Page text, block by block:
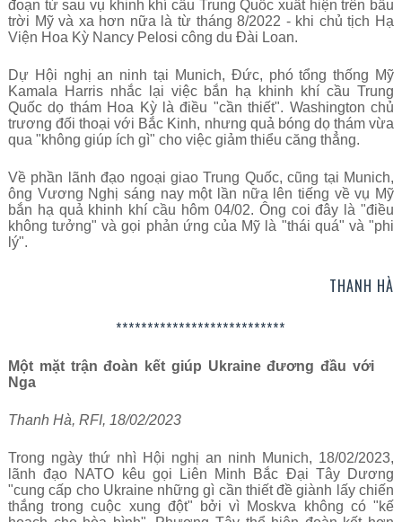
đoạn từ sau vụ khinh khí cầu Trung Quốc xuất hiện trên bầu
trời Mỹ và xa hơn nữa là từ tháng 8/2022 - khi chủ tịch Hạ
Viện Hoa Kỳ Nancy Pelosi công du Đài Loan.
Dự Hội nghị an ninh tại Munich, Đức, phó tổng thống Mỹ
Kamala Harris nhắc lại việc bắn hạ khinh khí cầu Trung
Quốc dọ thám Hoa Kỳ là điều "cần thiết". Washington chủ
trương đối thoại với Bắc Kinh, nhưng quả bóng dọ thám vừa
qua "không giúp ích gì" cho việc giảm thiểu căng thẳng.
Về phần lãnh đạo ngoại giao Trung Quốc, cũng tại Munich,
ông Vương Nghị sáng nay một lần nữa lên tiếng về vụ Mỹ
bắn hạ quả khinh khí cầu hôm 04/02. Ông coi đây là "điều
không tưởng" và gọi phản ứng của Mỹ là "thái quá" và "phi
lý".
THANH HÀ
***************************
Một mặt trận đoàn kết giúp Ukraine đương đầu với
Nga
Thanh Hà, RFI, 18/02/2023
Trong ngày thứ nhì Hội nghị an ninh Munich, 18/02/2023,
lãnh đạo NATO kêu gọi Liên Minh Bắc Đại Tây Dương
"cung cấp cho Ukraine những gì cần thiết đề giành lấy chiến
thắng trong cuộc xung đột" bởi vì Moskva không có "kế